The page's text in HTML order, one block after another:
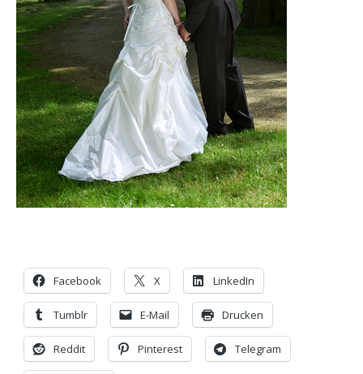
Facebook X LinkedIn
Tumblr E-Mail Drucken
Reddit Pinterest Telegram